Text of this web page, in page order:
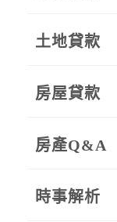
土地貸款
房屋貸款
房產Q&A
時事解析